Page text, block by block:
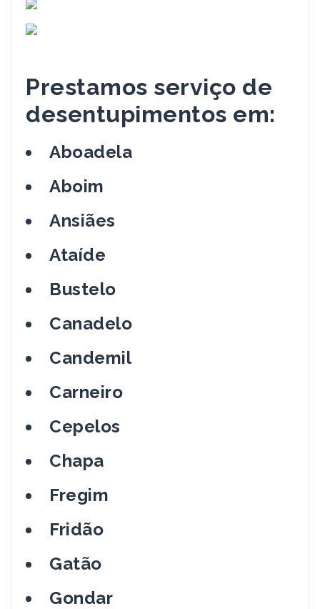
Prestamos serviço de
desentupimentos em:
Aboadela
Aboim
Ansiães
Ataíde
Bustelo
Canadelo
Candemil
Carneiro
Cepelos
Chapa
Fregim
Fridão
Gatão
Gondar